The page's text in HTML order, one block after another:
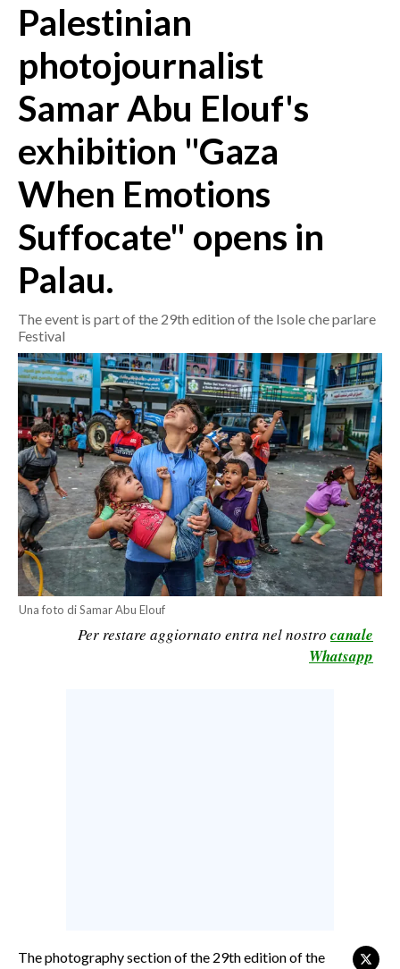
CRONACA
ITALIA
MONDO
POLITICA
ECONOMIA
SERVIZI ALLE IMPRESE
LAVORO
RISULTATI E CLASSIFICHE
CALCIO
CALCIO REGIONALE
BASKET
VOLLEY
MOTORI
TENNIS
ALTRI SPORT
CULTURA
VIDEO
Palestinian
photojournalist
Samar Abu Elouf's
exhibition "Gaza
When Emotions
Suffocate" opens in
Palau.
The event is part of the 29th edition of the Isole che parlare
Festival
Una foto di Samar Abu Elouf
Per restare aggiornato entra nel nostro canale
Whatsapp
The photography section of the 29th edition of the